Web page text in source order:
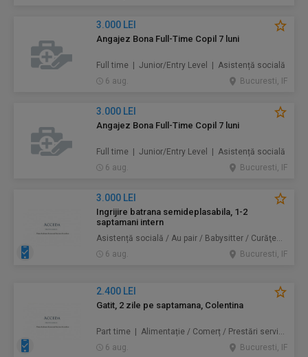
3.000 LEI
Angajez Bona Full-Time Copil 7 luni
Full time | Junior/Entry Level | Asistență socială
6 aug.
Bucuresti, IF
3.000 LEI
Angajez Bona Full-Time Copil 7 luni
Full time | Junior/Entry Level | Asistență socială
6 aug.
Bucuresti, IF
3.000 LEI
Ingrijire batrana semideplasabila, 1-2
saptamani intern
Asistență socială / Au pair / Babysitter / Curăţenie / Prestări servicii
6 aug.
Bucuresti, IF
2.400 LEI
Gatit, 2 zile pe saptamana, Colentina
Part time | Alimentație / Comerț / Prestări servicii
6 aug.
Bucuresti, IF